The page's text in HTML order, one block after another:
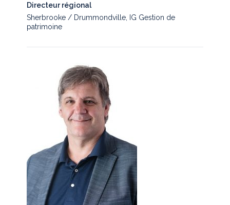
Directeur régional
Sherbrooke / Drummondville, IG Gestion de
patrimoine